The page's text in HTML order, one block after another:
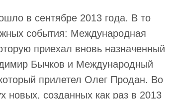
в сентябре 2013 года. В то
события: Международная
приехал вновь назначенный
Бычков и Международный
прилетел Олег Продан. Во
новых, созданных как раз в 2013